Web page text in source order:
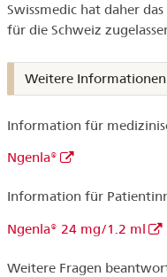
Swissmedic hat daher
für die Schweiz
Weitere
Information für
Ngenla®
Information für
Ngenla® 24 mg/1.2 ml
Weitere Fragen